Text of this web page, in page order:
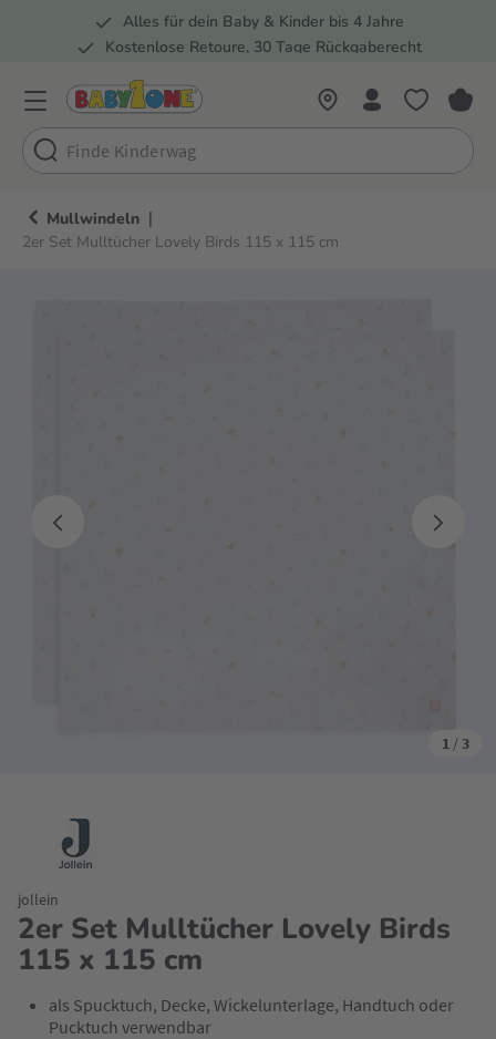
Zur Hauptnavigation springen
Alles für dein Baby & Kinder bis 4 Jahre
Kostenlose Retoure, 30 Tage Rückgaberecht
Mullwindeln |
2er Set Mulltücher Lovely Birds 115 x 115 cm
1 / 3
2er Set Mulltücher Lovely Birds
115 x 115 cm
jollein
als Spucktuch, Decke, Wickelunterlage, Handtuch oder
Pucktuch verwendbar